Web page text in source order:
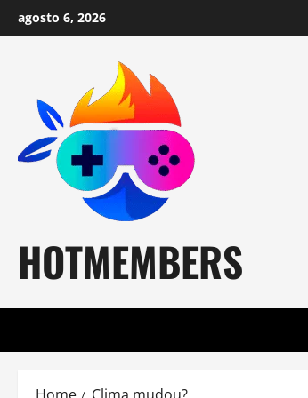
Skip
to
agosto 6, 2026
HOTMEMBERS